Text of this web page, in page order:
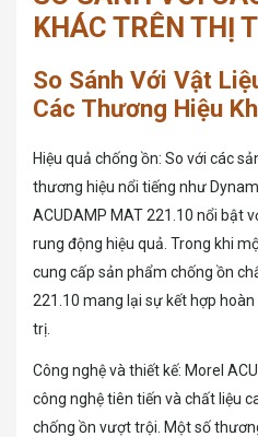
KHÁC TRÊN THỊ
So Sánh Với Vật
Các Thương Hiệu
Hiệu quả chống ồn: So với các
thương hiệu nổi tiếng như
ACUDAMP MAT 221.10 nổi bật
rung động hiệu quả. Trong khi
cung cấp sản phẩm chống ồn
221.10 mang lại sự kết hợp
trị.
Công nghệ và thiết kế: Morel
công nghệ tiên tiến và chất liệu
chống ồn vượt trội. Một số